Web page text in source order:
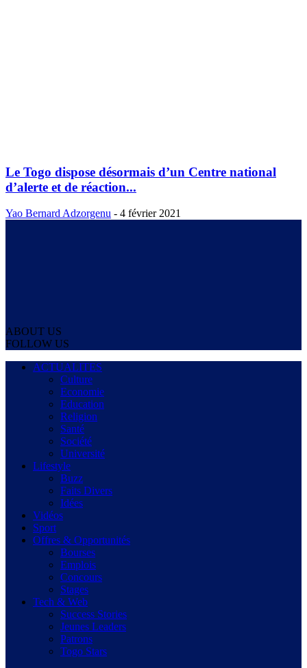
Le Togo dispose désormais d’un Centre national
d’alerte et de réaction...
Yao Bernard Adzorgenu - 4 février 2021
ABOUT US
FOLLOW US
ACTUALITES
Culture
Economie
Education
Religion
Santé
Société
Université
Lifestyle
Buzz
Faits Divers
Idées
Vidéos
Sport
Offres & Opportunités
Bourses
Emplois
Concours
Stages
Tech & Web
Success Stories
Jeunes Leaders
Patrons
Togo Stars